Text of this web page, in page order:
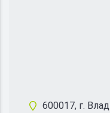
600017, г.